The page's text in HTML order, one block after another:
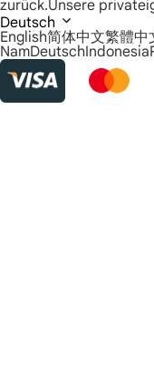
zurück.Unsere
Deutsch
English简体中文繁體中
NamDeutschIndonesia